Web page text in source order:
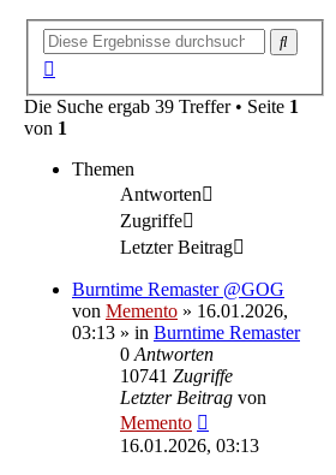
Suche
Die Suche ergab 39 Treffer • Seite 1
von 1
Themen
Antworten
Zugriffe
Letzter Beitrag
Burntime Remaster @GOG
von Memento » 16.01.2026,
03:13 » in Burntime Remaster
0 Antworten
10741 Zugriffe
Letzter Beitrag von
Memento
16.01.2026, 03:13